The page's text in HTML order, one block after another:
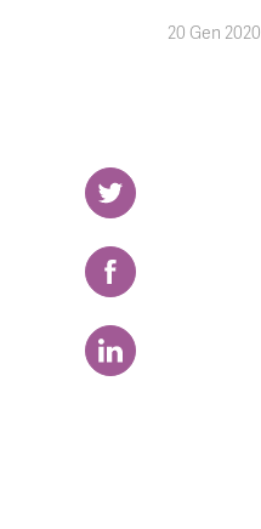
20 Gen 2020